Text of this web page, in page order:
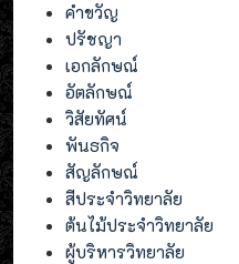
คำขวัญ
ปรัชญา
เอกลักษณ์
อัตลักษณ์
วิสัยทัศน์
พันธกิจ
สัญลักษณ์
สีประจำวิทยาลัย
ต้นไม้ประจำวิทยาลัย
ผู้บริหารวิทยาลัย